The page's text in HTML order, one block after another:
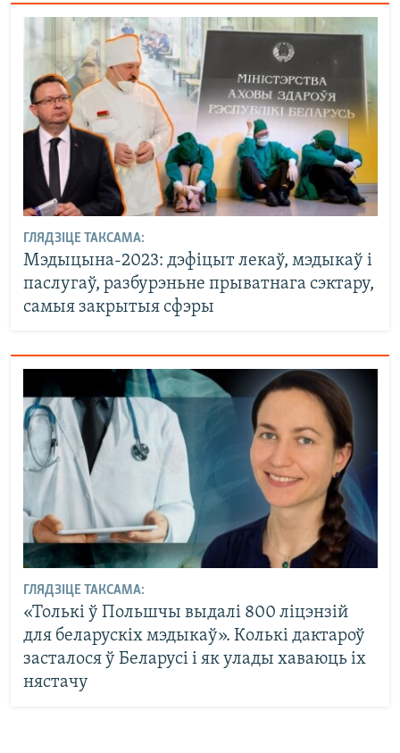
ГЛЯДЗІЦЕ ТАКСАМА:
Мэдыцына-2023: дэфіцыт лекаў, мэдыкаў і
паслугаў, разбурэньне прыватнага сэктару,
самыя закрытыя сфэры
ГЛЯДЗІЦЕ ТАКСАМА:
«Толькі ў Польшчы выдалі 800 ліцэнзій
для беларускіх мэдыкаў». Колькі дактароў
засталося ў Беларусі і як улады хаваюць іх
нястачу